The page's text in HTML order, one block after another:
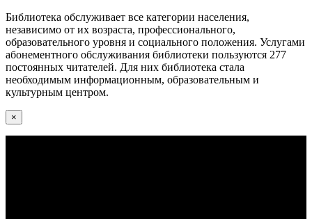
Библиотека обслуживает все категории населения,
независимо от их возраста, профессионального,
образовательного уровня и социального положения. Услугами
абонементного обслуживания библиотеки пользуются 277
постоянных читателей. Для них библиотека стала
необходимым информационным, образовательным и
культурным центром.
×